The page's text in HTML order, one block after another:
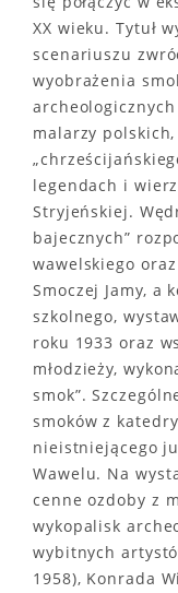
XX wieku. Tytuł
scenariuszu
wyobrażenia
malarzy polskich,
legendach i
Stryjeńskiej.
bajecznych”
wawelskiego
Smoczej Jamy, a
szkolnego,
roku 1933 oraz
młodzieży,
smok”.
smoków z
nieistniejącego
Wawelu. Na
cenne ozdoby z
wykopalisk
wybitnych
1958), Konrada